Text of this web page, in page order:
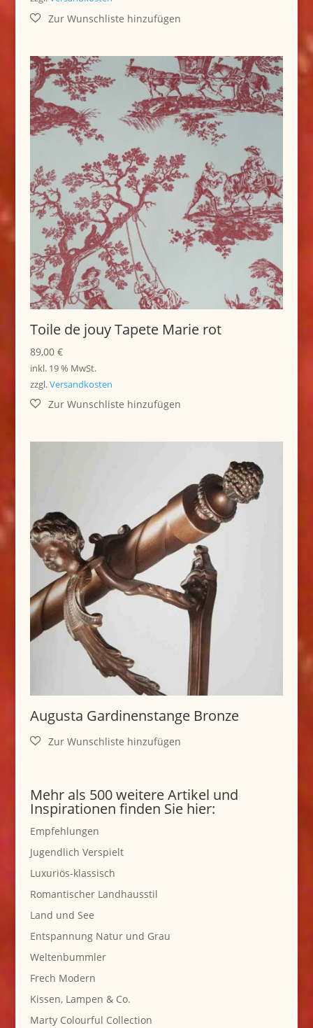
Toile de jouy Tapete Marie rot
89,00 €
inkl. 19 % MwSt.
zzgl.Versandkosten
Augusta Gardinenstange Bronze
Mehr als 500 weitere Artikel und
Inspirationen finden Sie hier:
Empfehlungen
Jugendlich Verspielt
Luxuriös-klassisch
Romantischer Landhausstil
Land und See
Entspannung Natur und Grau
Weltenbummler
Frech Modern
Kissen, Lampen & Co.
Marty Colourful Collection